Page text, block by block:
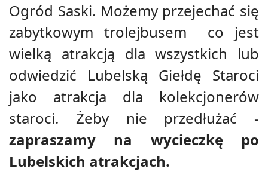
Ogród Saski. Możemy przejechać się
zabytkowym trolejbusem co jest
wielką atrakcją dla wszystkich lub
odwiedzić Lubelską Giełdę Staroci
jako atrakcja dla kolekcjonerów
staroci. Żeby nie przedłużać -
zapraszamy na wycieczkę po
Lubelskich atrakcjach.